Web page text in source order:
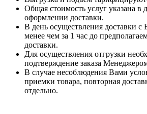
Общая стоимость услуг указана в
оформлении доставки.
В день осуществления доставки с
менее чем за 1 час до
доставки.
Для осуществления отгрузки
подтверждение заказа
В случае несоблюдения Вами
приемки товара, повторная
отдельно.